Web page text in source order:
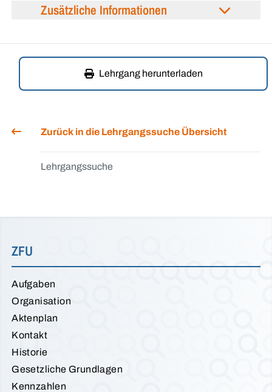
Zusätzliche Informationen
Lehrgang herunterladen
Zurück in die Lehrgangssuche Übersicht
Lehrgangssuche
ZFU
Aufgaben
Organisation
Aktenplan
Kontakt
Historie
Gesetzliche Grundlagen
Kennzahlen